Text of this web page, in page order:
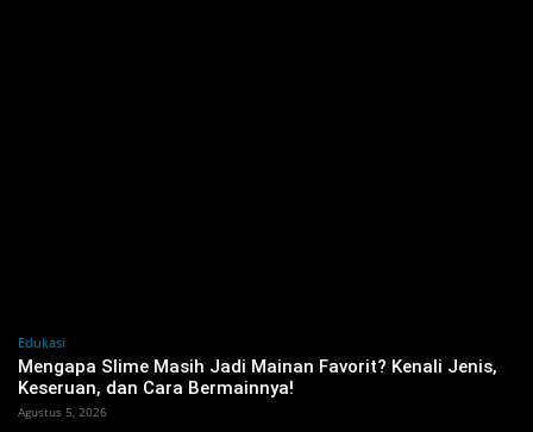
Edukasi
Mengapa Slime Masih Jadi Mainan Favorit? Kenali Jenis,
Keseruan, dan Cara Bermainnya!
Agustus 5, 2026